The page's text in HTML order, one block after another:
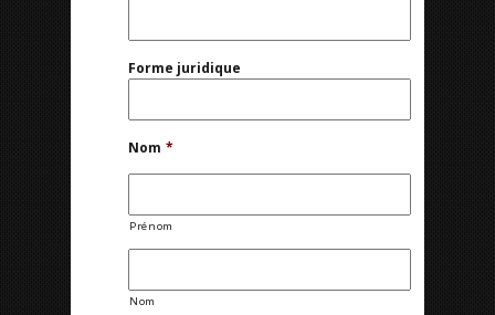
Forme juridique
Nom *
Prénom
Nom